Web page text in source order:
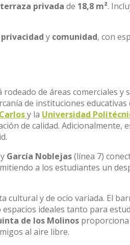
privada de 18,8 m².
privacidad y comunidad, con
de áreas comerciales y
de instituciones educativas
y la Universidad
de calidad. Adicionalmente,
García Noblejas(línea 7)
a los estudiantes un
cultural y de ocio variada. El
espacios ideales tanto para
de los Molinos
al aire libre.